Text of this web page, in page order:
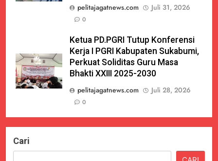
pelitajagatnews.com
Juli 31, 2026
0
Ketua PD.PGRI Tutup Konferensi
Kerja I PGRI Kabupaten Sukabumi,
Perkuat Soliditas Guru Masa
Bhakti XXIII 2025-2030
pelitajagatnews.com
Juli 28, 2026
0
Cari